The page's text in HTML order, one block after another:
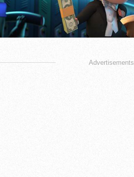
Advertisements